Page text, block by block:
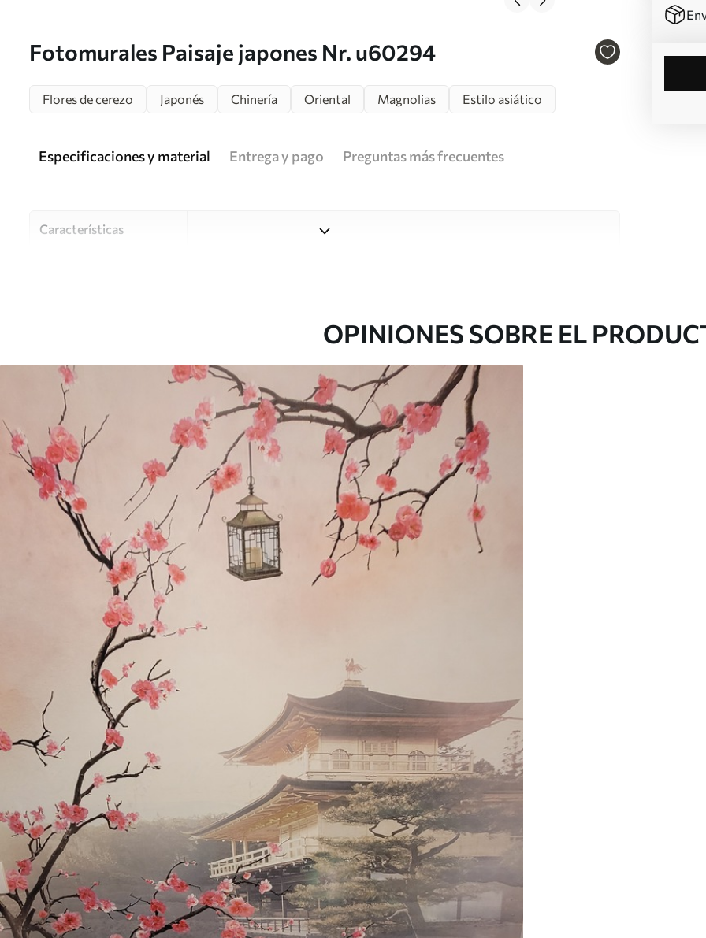
Fotomurales Paisaje japones Nr. u60294
Flores de cerezo Japonés Chinería Oriental Magnolias Estilo asiático
Especificaciones y material Entrega y pago Preguntas más frecuentes
Características
Estudio de diseño Uwalls
Número de artículo u60294
Superficie Semimate.
Producción Impreso bajo pedido y entregado en rollos de hasta 50 cm de ancho.
Adicionalmente Disponible con recubrimiento de barniz y/o adhesivo para empapelar.
Limpieza
Se puede limpiar suavemente con una esponja suave. Los murales de pared
con recubrimiento de barniz pueden limpiarse con agua.
Método de aplicación
Hasta 360 cm de altura: aplicación sin juntas.
Materiales disponibles
Estándar
131 S/m²
Premium
.3395.00 S/m²
Vinilo Premium
175 .00S/m²
OPINIONES SOBRE EL